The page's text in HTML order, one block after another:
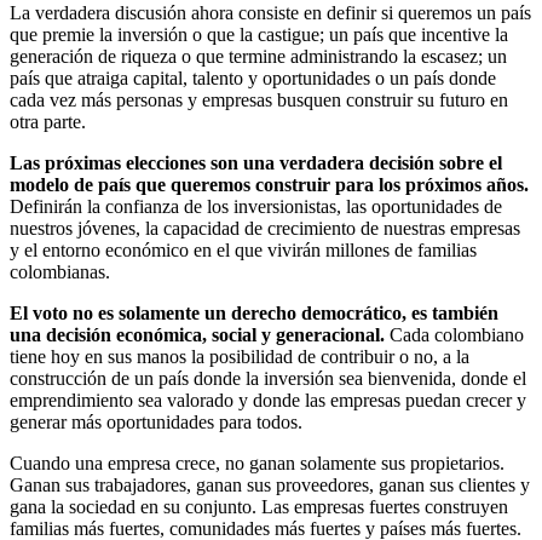
La verdadera discusión ahora consiste en definir si queremos un país
que premie la inversión o que la castigue; un país que incentive la
generación de riqueza o que termine administrando la escasez; un
país que atraiga capital, talento y oportunidades o un país donde
cada vez más personas y empresas busquen construir su futuro en
otra parte.
Las próximas elecciones son una verdadera decisión sobre el
modelo de país que queremos construir para los próximos años.
Definirán la confianza de los inversionistas, las oportunidades de
nuestros jóvenes, la capacidad de crecimiento de nuestras empresas
y el entorno económico en el que vivirán millones de familias
colombianas.
El voto no es solamente un derecho democrático, es también
una decisión económica, social y generacional. Cada colombiano
tiene hoy en sus manos la posibilidad de contribuir o no, a la
construcción de un país donde la inversión sea bienvenida, donde el
emprendimiento sea valorado y donde las empresas puedan crecer y
generar más oportunidades para todos.
Cuando una empresa crece, no ganan solamente sus propietarios.
Ganan sus trabajadores, ganan sus proveedores, ganan sus clientes y
gana la sociedad en su conjunto. Las empresas fuertes construyen
familias más fuertes, comunidades más fuertes y países más fuertes.